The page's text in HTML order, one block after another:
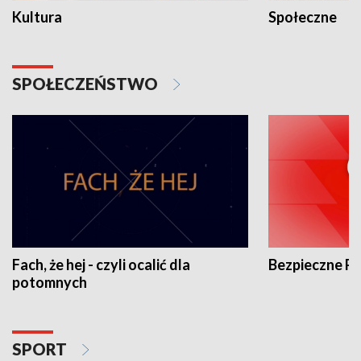
Kultura Społeczne
SPOŁECZEŃSTWO
Fach, że hej - czyli ocalić dla
potomnych
Bezpieczne
SPORT